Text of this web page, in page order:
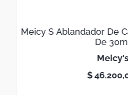
Meicy S Ablandador De
De
$46.200,